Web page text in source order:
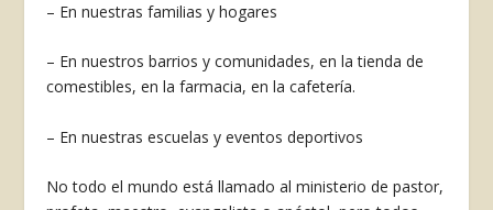
– En nuestras familias y hogares
– En nuestros barrios y comunidades, en la tienda de
comestibles, en la farmacia, en la cafetería.
– En nuestras escuelas y eventos deportivos
No todo el mundo está llamado al ministerio de pastor,